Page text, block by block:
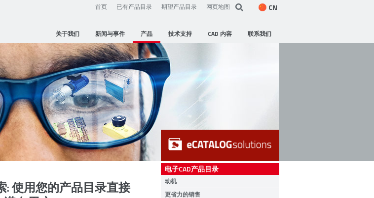
首页 已有产品目录 期望产品目录 网页地图 CN
关于我们 新闻与事件 产品 技术支持 CAD 内容 联系我们
: 使用您的产品目录直接
电子CAD产品目录
动机
更省力的销售